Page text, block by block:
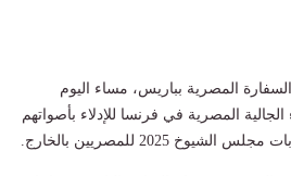
المصرية بباريس، مساء اليوم
المصرية في فرنسا للإدلاء بأصواتهم
2025 للمصريين بالخارج.